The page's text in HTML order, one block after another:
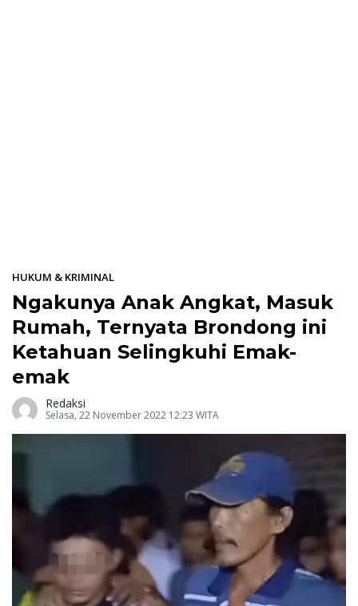
HUKUM & KRIMINAL
Ngakunya Anak Angkat, Masuk
Rumah, Ternyata Brondong ini
Ketahuan Selingkuhi Emak-
emak
Redaksi
Selasa, 22 November 2022 12:23 WITA